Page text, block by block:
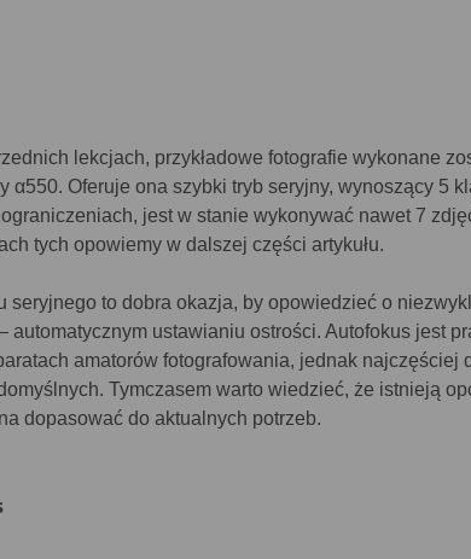
lekcjach, przykładowe fotografie wykonane
α550. Oferuje ona szybki tryb seryjny, wynoszący 5
jest w stanie wykonywać nawet 7
tych opowiemy w dalszej części artykułu.
seryjnego to dobra okazja, by opowiedzieć o
automatycznym ustawianiu ostrości. Autofokus jest
amatorów fotografowania, jednak najczęściej
Tymczasem warto wiedzieć, że istnieją
dopasować do aktualnych potrzeb.